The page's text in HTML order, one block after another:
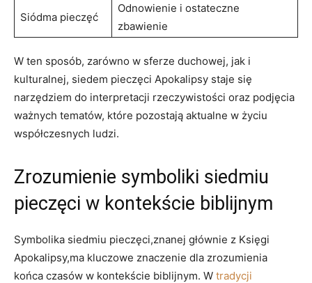
Siódma pieczęć
Odnowienie‌ i ostateczne ​
zbawienie
W ten ‌sposób,​ zarówno w sferze duchowej, jak‌ i‍
kulturalnej, siedem pieczęci⁣ Apokalipsy ⁤staje się
narzędziem do interpretacji ⁢rzeczywistości​ oraz podjęcia⁣
ważnych tematów, które pozostają ​aktualne w życiu
współczesnych ludzi.
Zrozumienie symboliki siedmiu
pieczęci w kontekście biblijnym
Symbolika siedmiu pieczęci,znanej głównie z⁣ Księgi
Apokalipsy,ma kluczowe znaczenie dla zrozumienia
końca czasów w kontekście biblijnym. W tradycji